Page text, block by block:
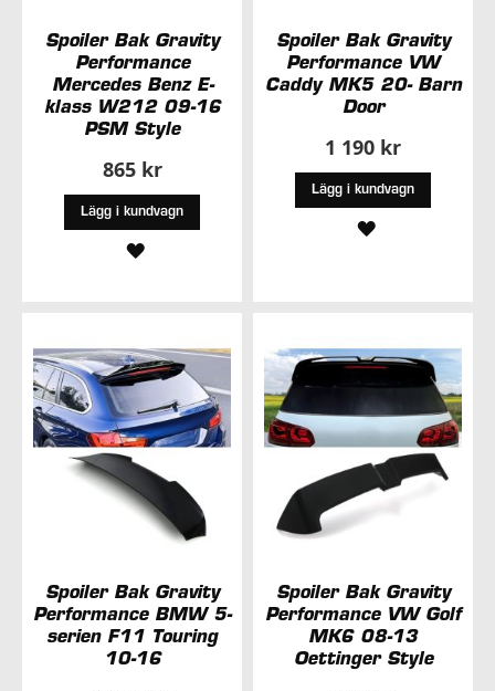
Spoiler Bak Gravity
Performance
Mercedes Benz E-
klass W212 09-16
PSM Style
865 kr
Lägg i kundvagn
LÄGG
ÖNSKELISTA
Spoiler Bak Gravity
Performance VW
Caddy MK5 20- Barn
Door
1 190 kr
Lägg i kundvagn
LÄGG
Spoiler Bak Gravity
Performance BMW 5-
serien F11 Touring
10-16
Spoiler Bak Gravity
Performance VW Golf
MK6 08-13
Oettinger Style